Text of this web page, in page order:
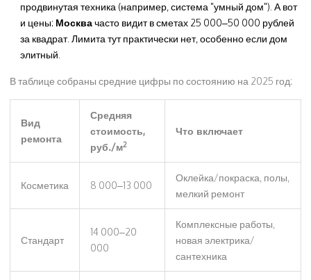
продвинутая техника (например, система "умный дом"). А вот
и цены: Москвачасто видит в сметах 25 000–50 000 рублей
за квадрат. Лимита тут практически нет, особенно если дом
элитный.
В таблице собраны средние цифры по состоянию на 2025 год:
Вид
ремонта
Средняя
стоимость,
руб./м2
Что включает
Косметика 8 000–13 000
Оклейка/покраска, полы,
мелкий ремонт
Стандарт
14 000–20
000
Комплексные работы,
новая электрика/
сантехника